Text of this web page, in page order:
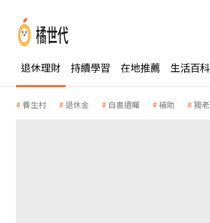
退休理財 持續學習 在地推薦 生活百科
養生村 退休金 自書遺囑 補助 獨老